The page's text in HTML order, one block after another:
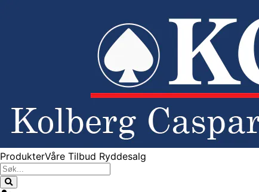
ProdukterVåre Tilbud Ryddesalg